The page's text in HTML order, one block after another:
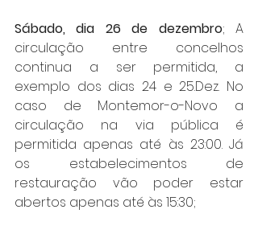
Sábado, dia 26 de dezembro; A
circulação entre concelhos
continua a ser permitida, a
exemplo dos dias 24 e 25.Dez. No
caso de Montemor-o-Novo a
circulação na via pública é
permitida apenas até às 23:00. Já
os estabelecimentos de
restauração vão poder estar
abertos apenas até às 15:30;